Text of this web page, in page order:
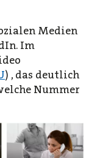
Medien
Im
) , das deutlich
Nummer